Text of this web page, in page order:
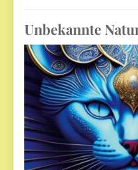
Unbekannte